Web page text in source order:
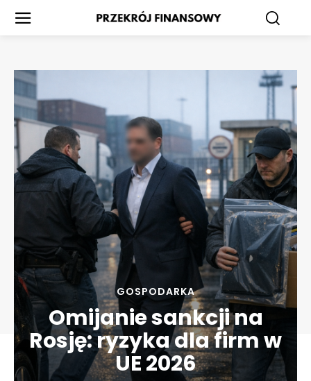
GOSPODARKA
Omijanie sankcji na
Rosję: ryzyka dla firm w
UE 2026